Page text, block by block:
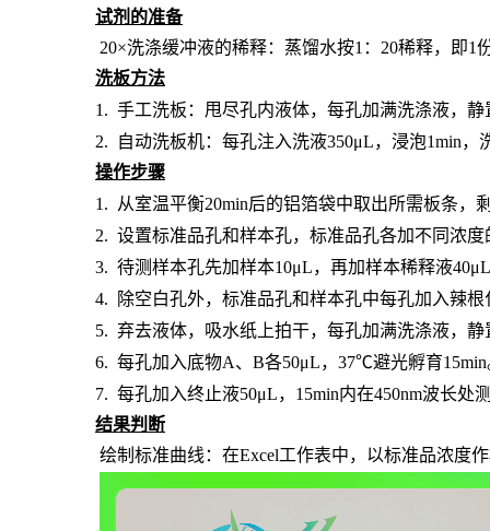
试剂的准备
20×洗涤缓冲液的稀释：蒸馏水按1：20稀释，即1
洗板方法
1. 手工洗板：甩尽孔内液体，每孔加满洗涤液，静
2.
自动洗板机：每孔注入洗液350μL，浸泡1min，
操作步骤
1.
从室温平衡20min后的铝箔袋中取出所需板条
2. 设置标准品孔和样本孔，标准品孔各加不同浓度
3. 待测样本孔先加样本10μL，再加样本稀释液40μL
4.
除空白孔外， 标准品孔和样本孔中每孔加入辣根
5. 弃去液体，吸水纸上拍干，每孔加满洗涤液，静
6. 每孔加入底物A、B各50μL，37℃避光孵育15min
7. 每孔加入终止液50μL，15min内在450nm波长处
结果判断
绘制标准曲线：在Excel工作表中，以标准品浓度